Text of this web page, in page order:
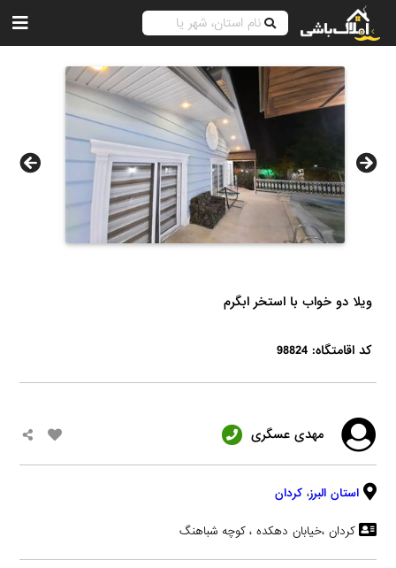
ویلا دو خواب با استخر ابگرم
کد اقامتگاه: 98824
مهدی عسگری
استان البرز، کردان
کردان ،خیابان دهکده ، کوچه شباهنگ